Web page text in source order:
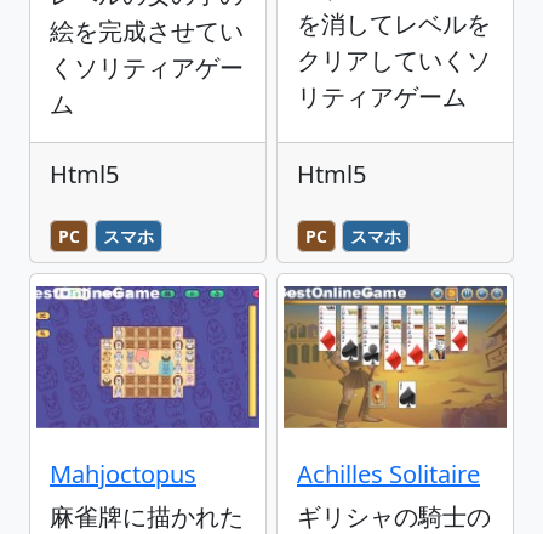
絵を完成させてい
くソリティアゲー
ム
Html5
PC スマホ
を消してレベルを
クリアしていくソ
リティアゲーム
Html5
PC スマホ
Mahjoctopus
麻雀牌に描かれた
Achilles Solitaire
ギリシャの騎士の